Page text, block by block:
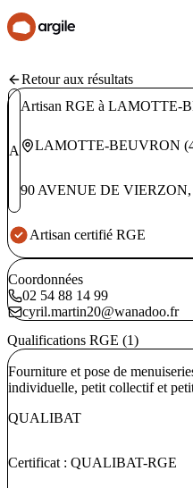
Retour aux résultats
A
Artisan RGE à LAMOTTE-
LAMOTTE-BEUVRON (
90 AVENUE DE VIERZON,
Artisan certifié RGE
Coordonnées
02 54 88 14 99
cyril.martin20@wanadoo.fr
Qualifications RGE (1)
Fourniture et pose de
individuelle, petit collectif et
QUALIBAT
Certificat : QUALIBAT-RGE